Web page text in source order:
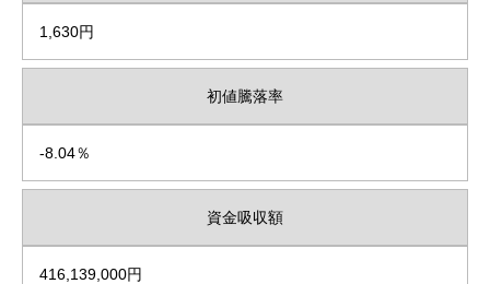
1,630円
初値騰落率
-8.04％
資金吸収額
416,139,000円